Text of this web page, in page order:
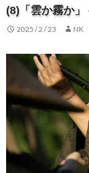
(8)「雲か霧か
2025 / 2 / 23 NK